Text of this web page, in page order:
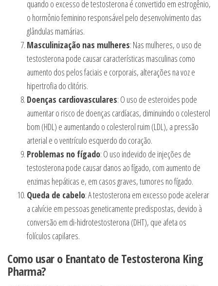
quando o excesso de testosterona é convertido em estrogênio,
o hormônio feminino responsável pelo desenvolvimento das
glândulas mamárias.
Masculinização nas mulheres: Nas mulheres, o uso de
testosterona pode causar características masculinas como
aumento dos pelos faciais e corporais, alterações na voz e
hipertrofia do clitóris.
Doenças cardiovasculares: O uso de esteroides pode
aumentar o risco de doenças cardíacas, diminuindo o colesterol
bom (HDL) e aumentando o colesterol ruim (LDL), a pressão
arterial e o ventrículo esquerdo do coração.
Problemas no fígado: O uso indevido de injeções de
testosterona pode causar danos ao fígado, com aumento de
enzimas hepáticas e, em casos graves, tumores no fígado.
Queda de cabelo: A testosterona em excesso pode acelerar
a calvície em pessoas geneticamente predispostas, devido à
conversão em di-hidrotestosterona (DHT), que afeta os
folículos capilares.
Como usar o Enantato de Testosterona King
Pharma?